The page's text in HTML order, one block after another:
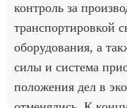
контроль за
транспортировкой
оборудования, а
силы и система
положения дел в